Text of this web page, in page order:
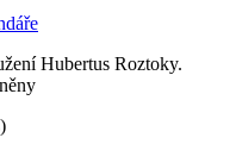
Hubertus Roztoky.